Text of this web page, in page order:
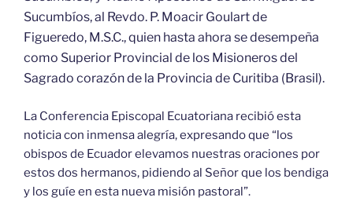
Sucumbíos, al Revdo. P. Moacir Goulart de
Figueredo, M.S.C.,quien hasta ahora se desempeña
como Superior Provincial de los Misioneros del
Sagrado corazón de la Provincia de Curitiba (Brasil).
La Conferencia Episcopal Ecuatoriana recibió esta
noticia con inmensa alegría, expresando que “los
obispos de Ecuador elevamos nuestras oraciones por
estos dos hermanos, pidiendo al Señor que los bendiga
y los guíe en esta nueva misión pastoral”.